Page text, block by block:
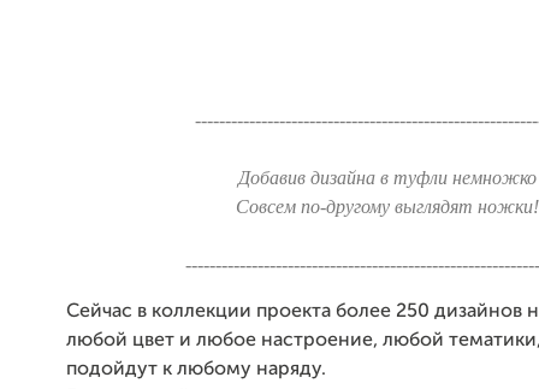
Добавив дизайна в туфли немножко
Совсем по-другому выглядят ножки!
Сейчас в коллекции проекта более 250 дизайнов
любой цвет и любое настроение, любой
подойдут к любому наряду.